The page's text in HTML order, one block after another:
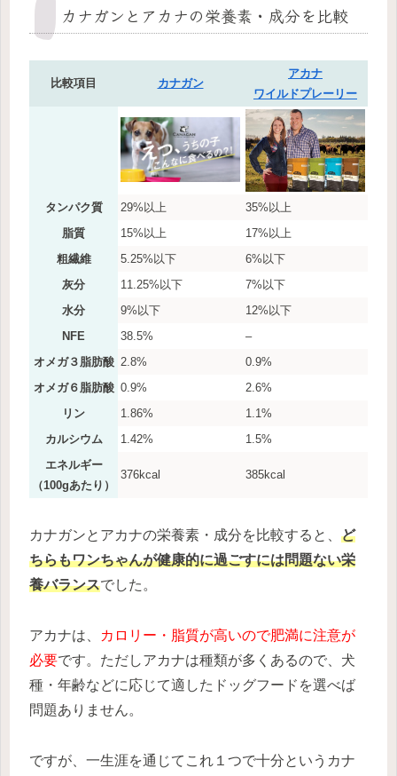
カナガンとアカナの栄養素・成分を比較
比較項目 カナガン
アカナ
ワイルドプレーリー
タンパク質 29%以上
35%以上
脂質
15%以上
17%以上
粗繊維
5.25%以下
6%以下
灰分
11.25%以下
7%以下
水分
9%以下
12%以下
NFE
38.5%
–
オメガ３脂肪酸 2.8%
0.9%
オメガ６脂肪酸 0.9%
2.6%
リン
1.86%
1.1%
カルシウム
1.42%
1.5%
エネルギー
（100gあたり）
376kcal 385kcal
カナガンとアカナの栄養素・成分を比較すると、 ど
ちらもワンちゃんが健康的に過ごすには問題ない栄
養バランスでした。
アカナは、
カロリー・脂質が高いので肥満に注意が
必要です。ただしアカナは種類が多くあるので、犬
種・年齢などに応じて適したドッグフードを選べば
問題ありません。
ですが、一生涯を通じてこれ１つで十分というカナ